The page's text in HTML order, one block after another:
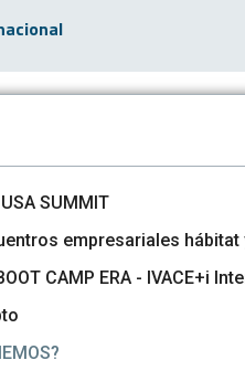
SUMMIT
empresariales
CAMP ERA - IVACE+i